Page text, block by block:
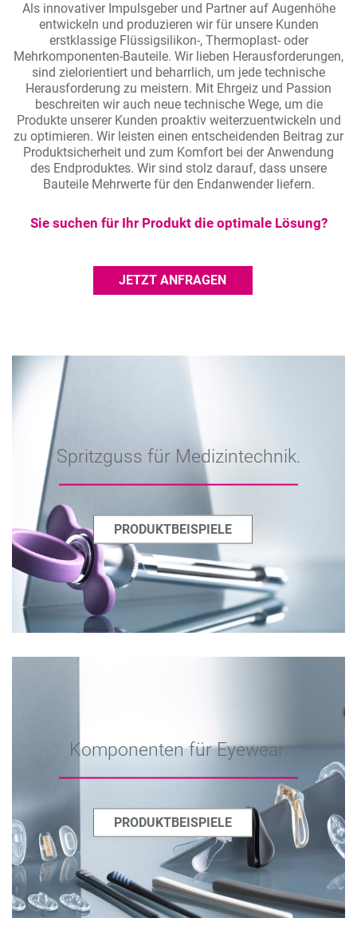
Als innovativer Impulsgeber und Partner auf Augenhöhe
entwickeln und produzieren wir für unsere Kunden
erstklassige Flüssigsilikon-, Thermoplast- oder
Mehrkomponenten-Bauteile. Wir lieben Herausforderungen,
sind zielorientiert und beharrlich, um jede technische
Herausforderung zu meistern. Mit Ehrgeiz und Passion
beschreiten wir auch neue technische Wege, um die
Produkte unserer Kunden proaktiv weiterzuentwickeln und
zu optimieren. Wir leisten einen entscheidenden Beitrag zur
Produktsicherheit und zum Komfort bei der Anwendung
des Endproduktes. Wir sind stolz darauf, dass unsere
Bauteile Mehrwerte für den Endanwender liefern.
Sie suchen für Ihr Produkt die optimale Lösung?
JETZT ANFRAGEN
Spritzguss für Medizintechnik.
PRODUKTBEISPIELE
Komponenten für Eyewear.
PRODUKTBEISPIELE